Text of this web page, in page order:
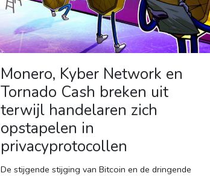
Monero, Kyber Network en
Tornado Cash breken uit
terwijl handelaren zich
opstapelen in
privacyprotocollen
De stijgende stijging van Bitcoin en de dringende